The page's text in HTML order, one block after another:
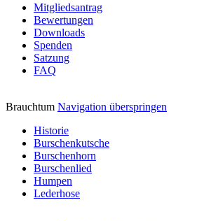
Mitgliedsantrag
Bewertungen
Downloads
Spenden
Satzung
FAQ
Brauchtum Navigation überspringen
Historie
Burschenkutsche
Burschenhorn
Burschenlied
Humpen
Lederhose